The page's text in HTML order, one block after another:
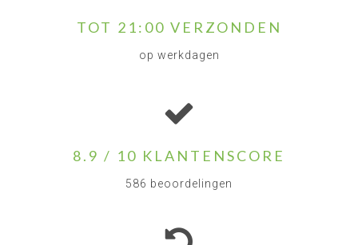
TOT 21:00 VERZONDEN
op werkdagen
8.9 / 10 KLANTENSCORE
586 beoordelingen